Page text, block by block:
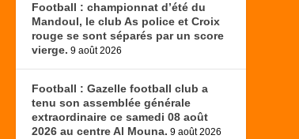
Football : championnat d’été du
Mandoul, le club As police et Croix
rouge se sont séparés par un score
vierge. 9 août 2026
Football : Gazelle football club a
tenu son assemblée générale
extraordinaire ce samedi 08 août
2026 au centre Al Mouna. 9 août 2026